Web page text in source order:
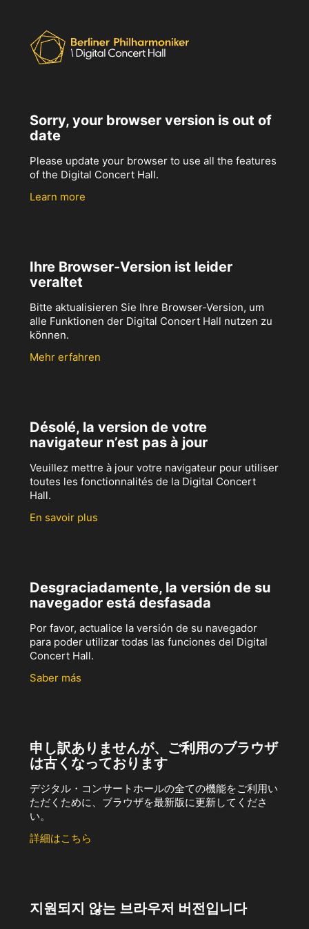
Sorry, your browser version is out of
date
Please update your browser to use all the features
of the Digital Concert Hall.
Learn more
Ihre Browser-Version ist leider
veraltet
Bitte aktualisieren Sie Ihre Browser-Version, um
alle Funktionen der Digital Concert Hall nutzen zu
können.
Mehr erfahren
Désolé, la version de votre
navigateur n’est pas à jour
Veuillez mettre à jour votre navigateur pour utiliser
toutes les fonctionnalités de la Digital Concert
Hall.
En savoir plus
Desgraciadamente, la versión de su
navegador está desfasada
Por favor, actualice la versión de su navegador
para poder utilizar todas las funciones del Digital
Concert Hall.
Saber más
申し訳ありませんが、ご利用のブラウザ
は古くなっております
デジタル・コンサートホールの全ての機能をご利用い
ただくために、ブラウザを最新版に更新してくださ
い。
詳細はこちら
지원되지 않는 브라우저 버전입니다